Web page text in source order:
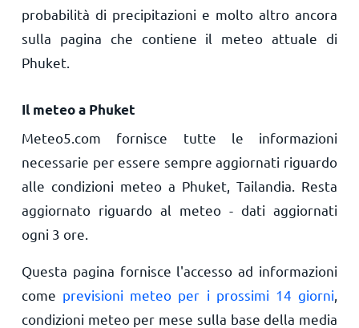
probabilità di precipitazioni e molto altro ancora
sulla pagina che contiene il meteo attuale di
Phuket.
Il meteo a Phuket
Meteo5.com fornisce tutte le informazioni
necessarie per essere sempre aggiornati riguardo
alle condizioni meteo a Phuket, Tailandia. Resta
aggiornato riguardo al meteo - dati aggiornati
ogni 3 ore.
Questa pagina fornisce l'accesso ad informazioni
come previsioni meteo per i prossimi 14 giorni
condizioni meteo per mese sulla base della media